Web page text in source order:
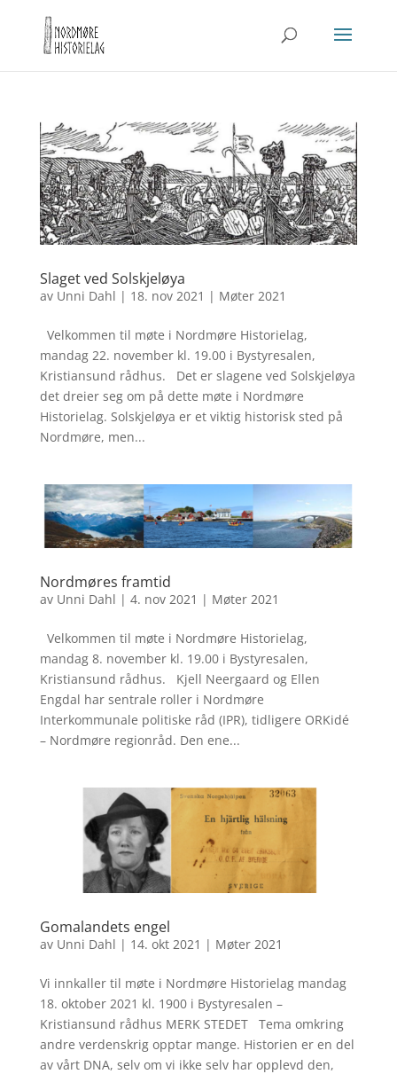
Slaget ved Solskjeløya
av Unni Dahl | 18. nov 2021 | Møter 2021
Velkommen til møte i Nordmøre Historielag,
mandag 22. november kl. 19.00 i Bystyresalen,
Kristiansund rådhus. Det er slagene ved Solskjeløya
det dreier seg om på dette møte i Nordmøre
Historielag. Solskjeløya er et viktig historisk sted på
Nordmøre, men...
Nordmøres framtid
av Unni Dahl | 4. nov 2021 | Møter 2021
Velkommen til møte i Nordmøre Historielag,
mandag 8. november kl. 19.00 i Bystyresalen,
Kristiansund rådhus. Kjell Neergaard og Ellen
Engdal har sentrale roller i Nordmøre
Interkommunale politiske råd (IPR), tidligere ORKidé
– Nordmøre regionråd. Den ene...
Gomalandets engel
av Unni Dahl | 14. okt 2021 | Møter 2021
Vi innkaller til møte i Nordmøre Historielag mandag
18. oktober 2021 kl. 1900 i Bystyresalen –
Kristiansund rådhus MERK STEDET Tema omkring
andre verdenskrig opptar mange. Historien er en del
av vårt DNA, selv om vi ikke selv har opplevd den,